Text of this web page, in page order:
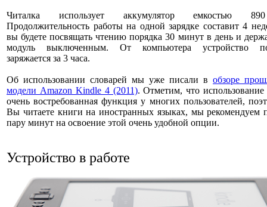
Читалка использует аккумулятор емкостью
Продолжительность работы на одной зарядке составит 4
вы будете посвящать чтению порядка 30 минут в день и
модуль выключенным. От компьютера устройство
заряжается за 3 часа.
Об использовании словарей мы уже писали в обзоре
модели Amazon Kindle 4 (2011). Отметим, что использование
очень востребованная функция у многих пользователей,
Вы читаете книги на иностранных языках, мы рекомендуем
пару минут на освоение этой очень удобной опции.
Устройство в работе